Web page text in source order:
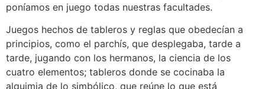
poníamos en juego todas nuestras facultades.
Juegos hechos de tableros y reglas que obedecían a
principios, como el parchís, que desplegaba, tarde a
tarde, jugando con los hermanos, la ciencia de los
cuatro elementos; tableros donde se cocinaba la
alquimia de lo simbólico, que reúne lo que está